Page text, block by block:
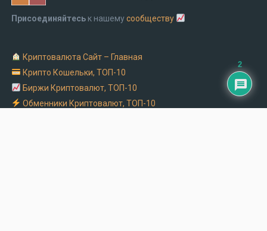
Присоединяйтесь к нашемусообществу
Криптовалюта Cайт – Главная
Крипто Кошельки, ТОП-10
Биржи Криптовалют, ТОП-10
Обменники Криптовалют, ТОП-10
2